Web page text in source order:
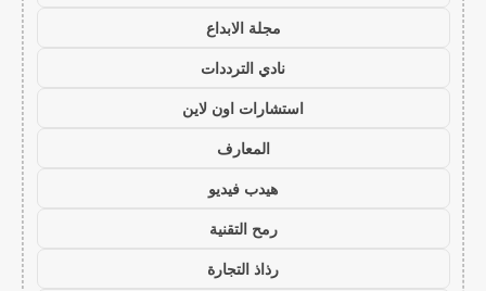
مجلة الابداع
نادي الترددات
استشارات اون لاين
المعارف
هيدب فيديو
رمح التقنية
رذاذ التجارة